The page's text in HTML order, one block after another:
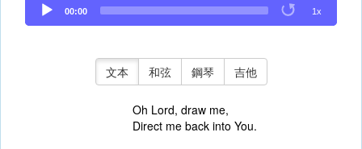
Player
00:00 1x
文本 和弦 鋼琴 吉他
Oh Lord, draw me,
Direct me back into You.